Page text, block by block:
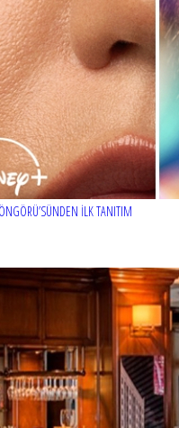
İLK TANITIM
Theatre